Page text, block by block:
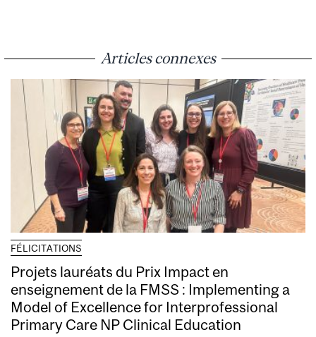
Articles connexes
FÉLICITATIONS
Projets lauréats du Prix Impact en
enseignement de la FMSS : Implementing a
Model of Excellence for Interprofessional
Primary Care NP Clinical Education